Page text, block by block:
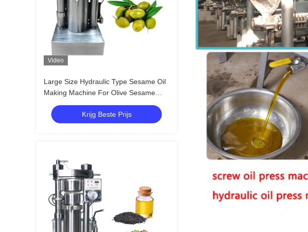
Video
Large Size Hydraulic Type Sesame Oil
Making Machine For Olive Sesame
Avocado
Krijg Beste Prijs